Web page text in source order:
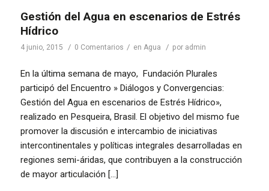
Gestión del Agua en escenarios de Estrés
Hídrico
4 junio, 2015 / 0 Comentarios / en Agua / por admin
En la última semana de mayo, Fundación Plurales
participó del Encuentro » Diálogos y Convergencias:
Gestión del Agua en escenarios de Estrés Hídrico»,
realizado en Pesqueira, Brasil. El objetivo del mismo fue
promover la discusión e intercambio de iniciativas
intercontinentales y políticas integrales desarrolladas en
regiones semi-áridas, que contribuyen a la construcción
de mayor articulación […]